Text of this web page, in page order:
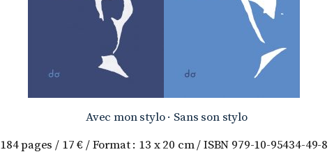
Avec mon stylo· Sans son stylo
184 pages / 17 € / Format : 13 x 20 cm / ISBN 979-10-95434-49-8